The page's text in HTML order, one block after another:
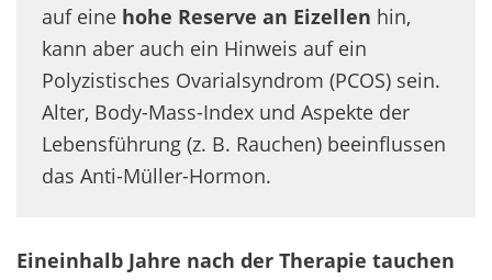
auf eine hohe Reserve an Eizellen hin,
kann aber auch ein Hinweis auf ein
Polyzistisches Ovarialsyndrom (PCOS) sein.
Alter, Body-Mass-Index und Aspekte der
Lebensführung (z. B. Rauchen) beeinflussen
das Anti-Müller-Hormon.
Eineinhalb Jahre nach der Therapie tauchen